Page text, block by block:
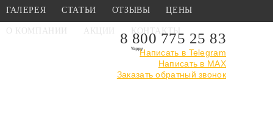
ГАЛЕРЕЯ СТАТЬИ ОТЗЫВЫ ЦЕНЫ
О КОМПАНИИ АКЦИИ КОНТАКТЫ
8 800 775 25 83
Написать в Telegram
Написать в MAX
Заказать обратный звонок
Правила установки дровяной печи в бане